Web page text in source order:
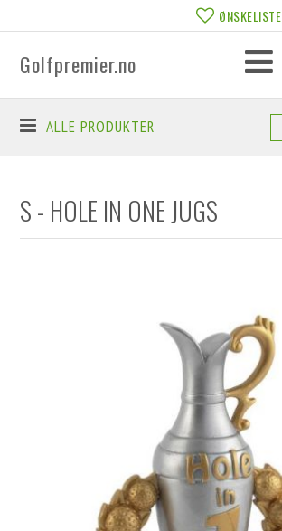
ØNSKELISTE
Golfpremier.no
ALLE PRODUKTER
S - HOLE IN ONE JUGS